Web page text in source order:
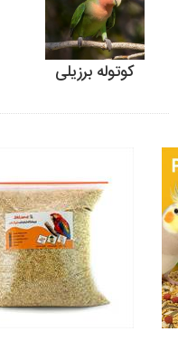
کوتوله برزیلی